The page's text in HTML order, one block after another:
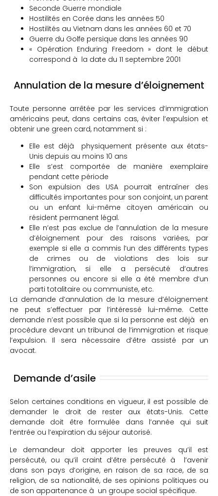
Seconde Guerre mondiale
Hostilités en Corée dans les années 50
Hostilités au Vietnam dans les années 60 et 70
Guerre du Golfe persique dans les années 90
« Opération Enduring Freedom » dont le début
correspond à la date du 11 septembre 2001
Annulation de la mesure d’éloignement
Toute personne arrêtée par les services d’immigration
américains peut, dans certains cas, éviter l’expulsion et
obtenir une green card, notamment si :
Elle est déjà physiquement présente aux états-
Unis depuis au moins 10 ans
Elle s’est comportée de manière exemplaire
pendant cette période
Son expulsion des USA pourrait entraîner des
difficultés importantes pour son conjoint, un parent
ou un enfant lui-même citoyen américain ou
résident permanent légal.
Elle n’est pas exclue de l’annulation de la mesure
d’éloignement pour des raisons variées, par
exemple si elle a commis l’un des différents types
de crimes ou de violations des lois sur
l’immigration, si elle a persécuté d’autres
personnes ou encore si elle a été membre d’un
parti totalitaire ou communiste, etc.
La demande d’annulation de la mesure d’éloignement
ne peut s’effectuer par l’intéressé lui-même. Cette
demande n’est possible que si la personne est déjà en
procédure devant un tribunal de l’immigration et risque
l’expulsion. Il sera nécessaire d’être assisté par un
avocat.
Demande d’asile
Selon certaines conditions en vigueur, il est possible de
demander le droit de rester aux états-Unis. Cette
demande doit être formulée dans l’année qui suit
l’entrée ou l’expiration du séjour autorisé.
Le demandeur doit apporter les preuves qu’il est
persécuté, ou qu’il craint d’être persécuté à l’avenir
dans son pays d’origine, en raison de sa race, de sa
religion, de sa nationalité, de ses opinions politiques ou
de son appartenance à un groupe social spécifique.